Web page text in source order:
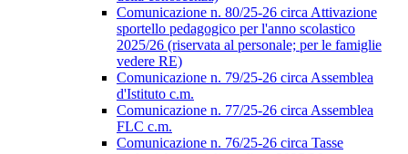
Comunicazione n. 80/25-26 circa Attivazione
sportello pedagogico per l'anno scolastico
2025/26 (riservata al personale; per le famiglie
vedere RE)
Comunicazione n. 79/25-26 circa Assemblea
d'Istituto c.m.
Comunicazione n. 77/25-26 circa Assemblea
FLC c.m.
Comunicazione n. 76/25-26 circa Tasse